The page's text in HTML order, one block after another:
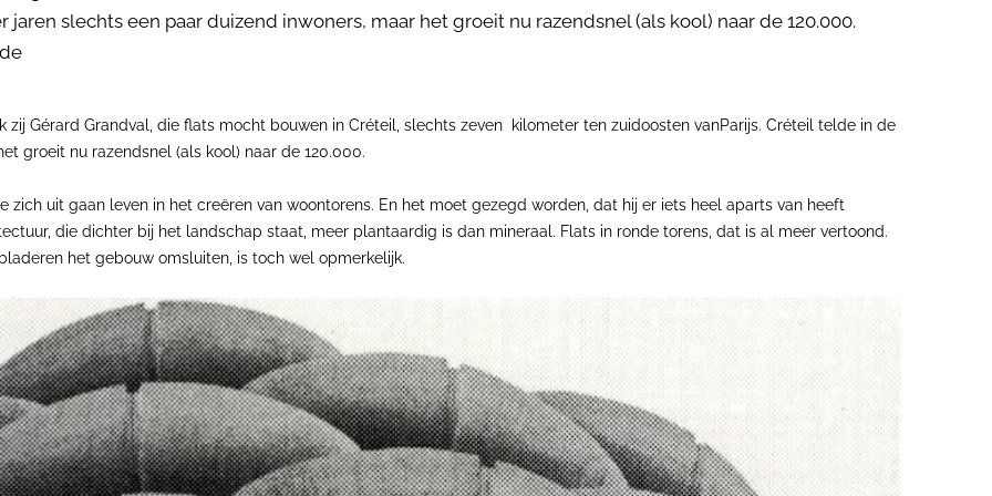
slechts een paar duizend inwoners, maar het groeit nu razendsnel (als kool) naar de 120.000.
zij Gérard Grandval, die flats mocht bouwen in Créteil, slechts zeven kilometer ten zuidoosten vanParijs. Créteil telde in de
groeit nu razendsnel (als kool) naar de 120.000.
zich uit gaan leven in het creëren van woontorens. En het moet gezegd worden, dat hij er iets heel aparts van heeft
die dichter bij het landschap staat, meer plantaardig is dan mineraal. Flats in ronde torens, dat is al meer vertoond.
het gebouw omsluiten, is toch wel opmerkelijk.